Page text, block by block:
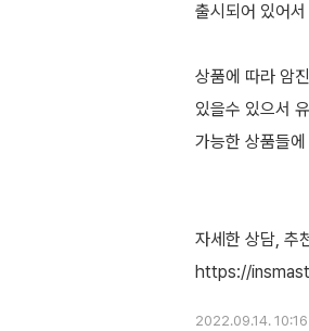
출시되어 있어
상품에 따라 암
있을수 있으서
가능한 상품들
자세한 상담, 추
2022.09.14. 10:16